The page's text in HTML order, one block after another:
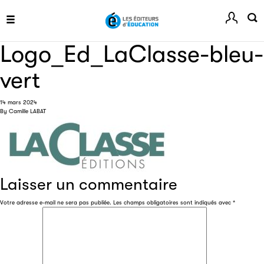
Logo_Ed_LaClasse-bleu-
vert
14 mars 2024
By Camille LABAT
Laisser un commentaire
Votre adresse e-mail ne sera pas publiée. Les champs obligatoires sont indiqués avec *
Festival du Livre de Paris
informé de l'actualité de la manifestation.
Livremploi
La plateforme LivrEmploi regroupe toutes les offres
d’emploi à pourvoir dans le secteur de l'édition.